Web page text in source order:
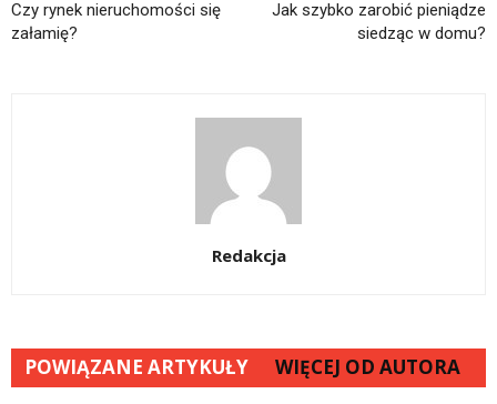
Czy rynek nieruchomości się
załamię?
Jak szybko zarobić pieniądze
siedząc w domu?
Redakcja
POWIĄZANE ARTYKUŁY WIĘCEJ OD AUTORA